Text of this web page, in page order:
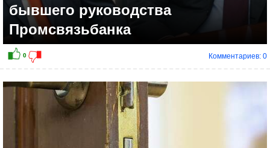
бывшего руководства
Промсвязьбанка
Комментариев: 0